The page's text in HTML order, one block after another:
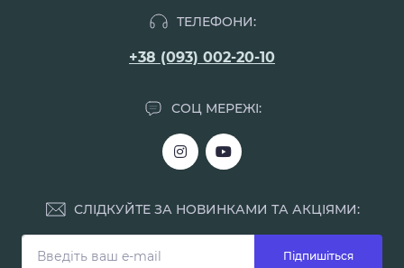
ТЕЛЕФОНИ:
+38 (093) 002-20-10
СОЦ МЕРЕЖІ:
СЛІДКУЙТЕ ЗА НОВИНКАМИ ТА АКЦІЯМИ:
Підпишіться